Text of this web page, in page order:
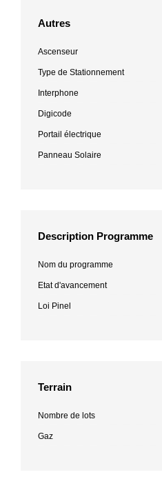
Autres
Ascenseur
Type de Stationnement
Interphone
Digicode
Portail électrique
Panneau Solaire
Description Programme
Nom du programme
Etat d'avancement
Loi Pinel
Terrain
Nombre de lots
Gaz